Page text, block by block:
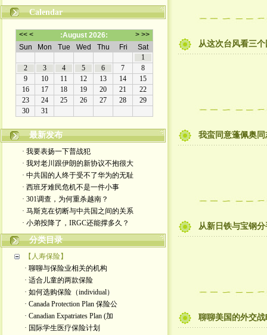
Calendar
最新发布
· 我要表扬一下普战犯
· 我对老川跟伊朗的新协议不抱很大
· 中共国的人终于受不了华为的无耻
· 西班牙难民危机不是一件小事
· 301调查，为何重杀越南？
· 马斯克在切断与中共国之间的关系
· 小弟投降了，IRGC还能撑多久？
分类目录
【人寿保险】
· 聊聊与保险业相关的机构
· 适合儿童的两款保险
· 如何选购保险（individual）
· Canada Protection Plan 保险公
· Canadian Expatriates Plan (加
· 国际学生医疗保险计划
从这次台风看三个
我蛮同意蓬佩奥
从新日铁与宝钢
聊聊美国的外交战